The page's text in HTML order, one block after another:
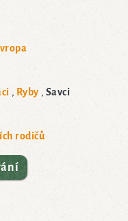
Ryby Savci
rodičů